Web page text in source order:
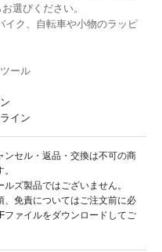
選びください。
ク、自転車や小物のラッピ
ール
イン
ンセル・返品・交換は不可の商
ルズ製品ではございません。
、免責についてはご注文前に必
ファイルをダウンロードしてご